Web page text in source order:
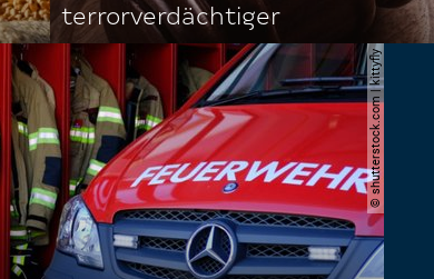
terrorverdächtiger
© shutterstock.com | kittyfly